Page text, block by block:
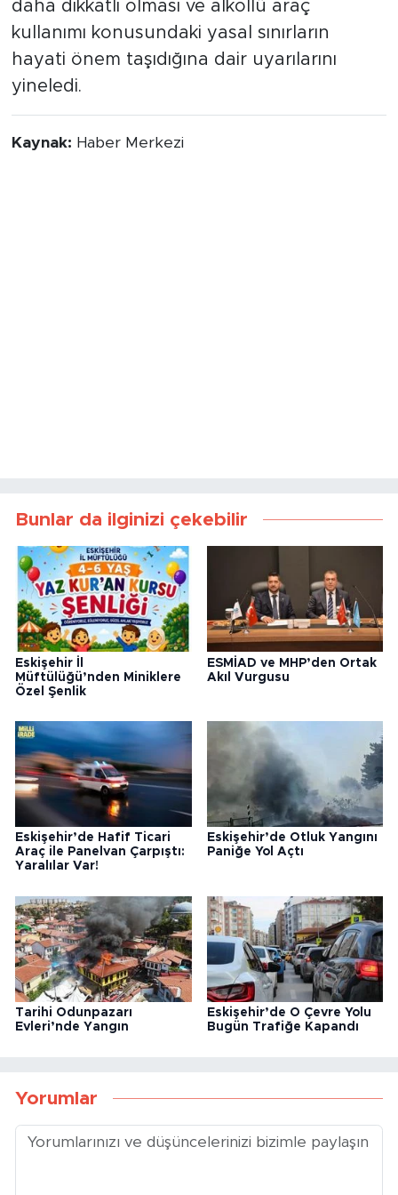
daha dikkatli olması ve alkollü araç
kullanımı konusundaki yasal sınırların
hayati önem taşıdığına dair uyarılarını
yineledi.
Kaynak: Haber Merkezi
Bunlar da ilginizi çekebilir
Eskişehir İl
Müftülüğü’nden Miniklere
Özel Şenlik
ESMİAD ve MHP’den Ortak
Akıl Vurgusu
Eskişehir’de Hafif Ticari
Araç ile Panelvan Çarpıştı:
Yaralılar Var!
Eskişehir’de Otluk Yangını
Paniğe Yol Açtı
Tarihi Odunpazarı
Evleri’nde Yangın
Eskişehir’de O Çevre Yolu
Bugün Trafiğe Kapandı
Yorumlar